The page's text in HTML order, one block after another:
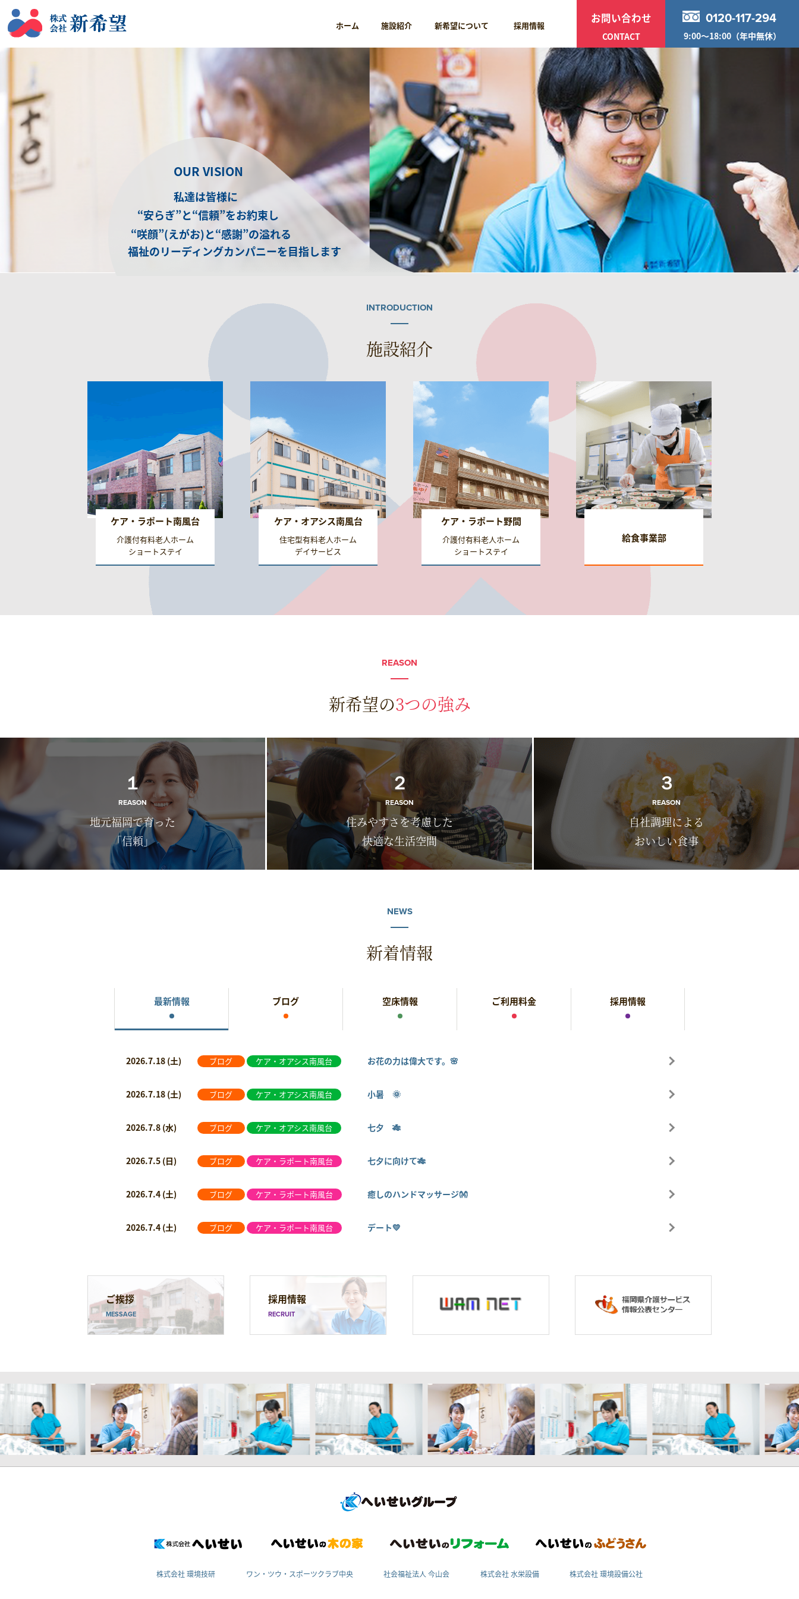
ホーム 施設紹介
ケア・ラポート南風台 ケア・オアシス南風台 ケア・ラポート野間 給食事業部
新希望について 採用情報
お問い合わせ
CONTACT
0120-117-294
9:00〜18:00（年中無休）
OUR VISION
私達は皆様に
“安らぎ”と“信頼”をお約束し
“咲顔”(えがお)と“感謝”の溢れる
福祉のリーディングカンパニーを目指します
施設紹介
INTRODUCTION
ケア・ラポート南風台
介護付有料老人ホーム
ショートステイ
ケア・オアシス南風台
住宅型有料老人ホーム
デイサービス
ケア・ラポート野間
介護付有料老人ホーム
ショートステイ
給食事業部
新希望の3つの強み
REASON
１
REASON
地元福岡で育った
「信頼」
２
REASON
住みやすさを考慮した
快適な生活空間
３
REASON
自社調理による
おいしい食事
新着情報
NEWS
最新情報 ブログ 空床情報 ご利用料金 採用情報
2026.7.18 (土) ブログ ケア・オアシス南風台 お花の力は偉大です。🌸
2026.7.18 (土) ブログ ケア・オアシス南風台 小暑 🌞
2026.7.8 (水) ブログ ケア・オアシス南風台 七夕 🎋
2026.7.5 (日) ブログ ケア・ラポート南風台 七夕に向けて🎋
2026.7.4 (土) ブログ ケア・ラポート南風台 癒しのハンドマッサージ👐
2026.7.4 (土) ブログ ケア・ラポート南風台 デート💛
ご挨拶
MESSAGE
採用情報
RECRUIT
株式会社 環境技研 ワン・ツウ・スポーツクラブ中央 社会福祉法人 今山会 株式会社 水栄設備 株式会社 環境設備公社